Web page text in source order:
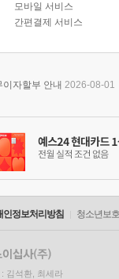
모바일 서비스
간편결제 서비스
자할부 안내 2026-08-01
인정보처리방침 청소년보
김석환, 최세라